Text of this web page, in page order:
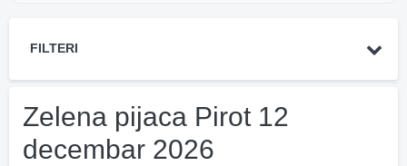
FILTERI
Zelena pijaca Pirot 12
decembar 2026